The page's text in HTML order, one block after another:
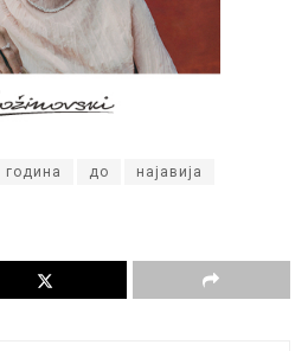
година до најавија